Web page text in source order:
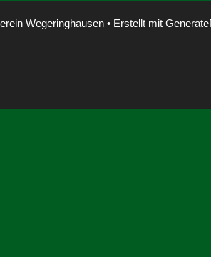
Wegeringhausen • Erstellt mit